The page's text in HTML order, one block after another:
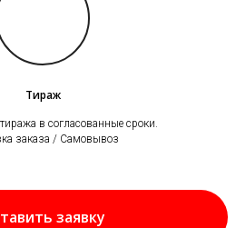
Тираж
в согласованные сроки.
заказа / Самовывоз
заявку